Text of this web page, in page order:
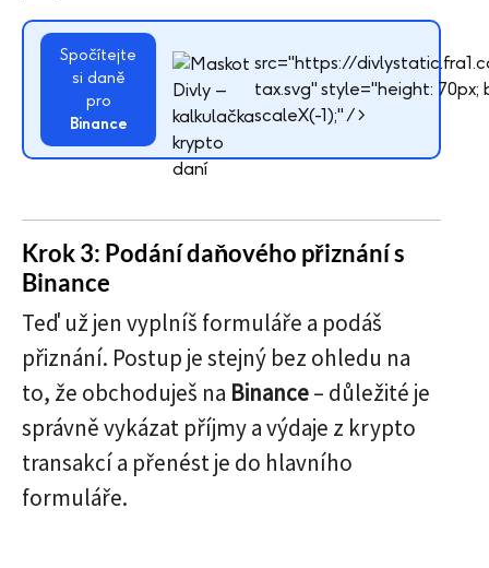
Spočítejte
si daně
pro
Binance
src="https://
tax.svg" style="height: 70px;
scaleX(-1);" />
Krok 3: Podání daňového přiznání s
Binance
Teď už jen vyplníš formuláře a podáš
přiznání. Postup je stejný bez ohledu na
to, že obchoduješ na Binance– důležité je
správně vykázat příjmy a výdaje z krypto
transakcí a přenést je do hlavního
formuláře.